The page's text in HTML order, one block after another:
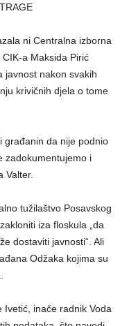
ni Centralna izborna
a Maksida Pirić
javnost nakon svakih
krivičnih djela o tome
građanin da nije podnio
zadokumentujemo i
Valter.
tužilaštvo Posavskog
iza floskula „da
dostaviti javnosti“. Ali
Odžaka kojima su
inače radnik Voda